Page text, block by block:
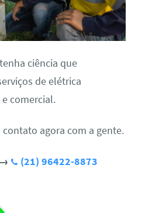
ciência que
de elétrica
comercial.
contato agora com a gente.
→
(21) 96422-8873